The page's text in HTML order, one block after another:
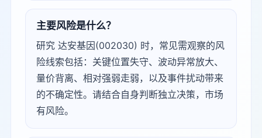
主要风险是什么？
研究 达安基因(002030) 时，常见需观察的风
险线索包括：关键位置失守、波动异常放大、
量价背离、相对强弱走弱，以及事件扰动带来
的不确定性。请结合自身判断独立决策，市场
有风险。